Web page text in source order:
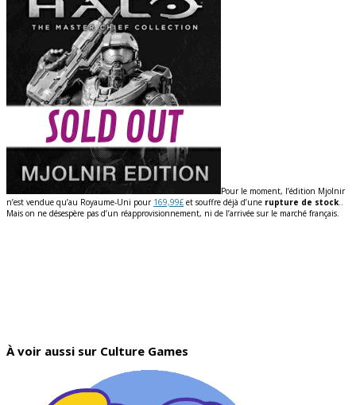
Pour le moment, l’édition Mjolnir
n’est vendue qu’au Royaume-Uni pour 169,99£ et souffre déjà d’une rupture de stock..
Mais on ne désespère pas d’un réapprovisionnement, ni de l’arrivée sur le marché français.
À voir aussi sur Culture Games